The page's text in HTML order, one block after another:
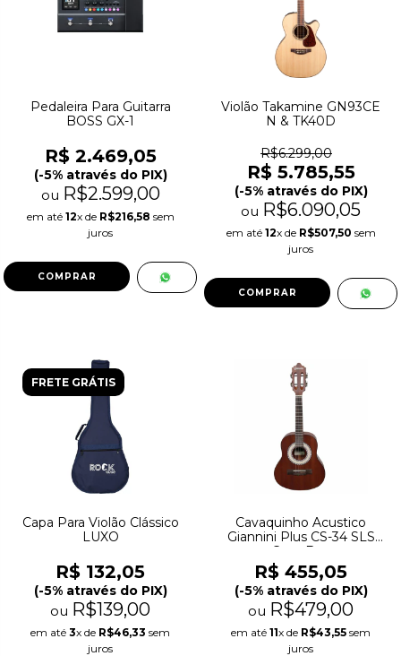
Pedaleira Para Guitarra
BOSS GX-1
R$ 2.469,05
(-5% através do PIX)
ou R$2.599,00
em até 12x de R$216,58 sem
juros
Violão Takamine GN93CE
N & TK40D
R$6.299,00
R$ 5.785,55
(-5% através do PIX)
ou R$6.090,05
em até 12x de R$507,50 sem
juros
FRETE GRÁTIS
Capa Para Violão Clássico
LUXO
R$ 132,05
(-5% através do PIX)
ou R$139,00
em até 3x de R$46,33 sem
juros
Cavaquinho Acustico
Giannini Plus CS-34 SLS
Com Bag
R$ 455,05
(-5% através do PIX)
ou R$479,00
em até 11x de R$43,55 sem
juros